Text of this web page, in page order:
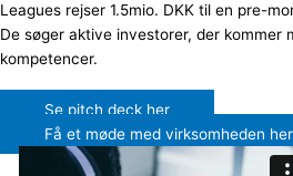
Leagues rejser 1.5mio. DKK til en pre-
De søger aktive investorer, der kommer
kompetencer.
Se pitch deck her
Få et møde med virksomheden her